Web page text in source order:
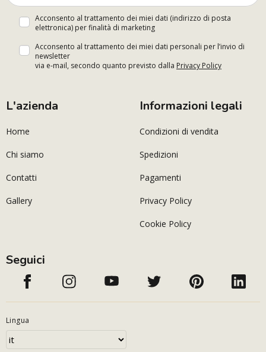
Acconsento al trattamento dei miei dati (indirizzo di posta
elettronica) per finalità di marketing
Acconsento al trattamento dei miei dati personali per l’invio di
newsletter
via e-mail, secondo quanto previsto dalla Privacy Policy
L'azienda
Home
Chi siamo
Contatti
Gallery
Informazioni legali
Condizioni di vendita
Spedizioni
Pagamenti
Privacy Policy
Cookie Policy
Seguici
Lingua